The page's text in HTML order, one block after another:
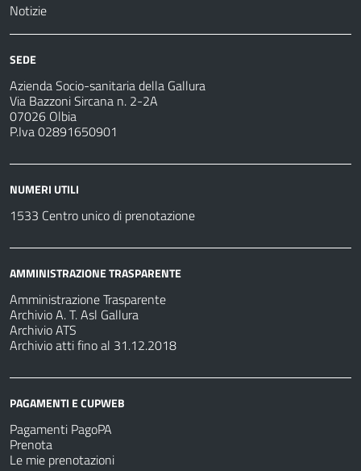
Notizie
SEDE
Azienda Socio-sanitaria della Gallura
Via Bazzoni Sircana n. 2-2A
07026 Olbia
P.Iva 02891650901
NUMERI UTILI
1533 Centro unico di prenotazione
AMMINISTRAZIONE TRASPARENTE
Amministrazione Trasparente
Archivio A. T. Asl Gallura
Archivio ATS
Archivio atti fino al 31.12.2018
PAGAMENTI E CUPWEB
Pagamenti PagoPA
Prenota
Le mie prenotazioni